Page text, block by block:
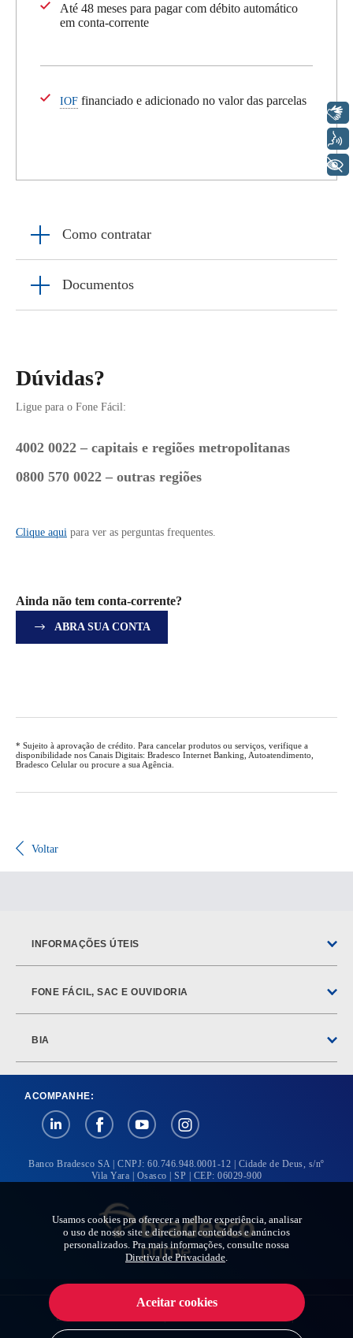
Até 48 meses para pagar com débito automático
em conta-corrente
IOF financiado e adicionado no valor das parcelas
Como contratar
Documentos
Dúvidas?
Ligue para o Fone Fácil:
4002 0022 – capitais e regiões metropolitanas
0800 570 0022 – outras regiões
Clique aqui para ver as perguntas frequentes.
Ainda não tem conta-corrente?
ABRA SUA CONTA
* Sujeito à aprovação de crédito. Para cancelar produtos ou serviços, verifique a
disponibilidade nos Canais Digitais: Bradesco Internet Banking, Autoatendimento,
Bradesco Celular ou procure a sua Agência.
Voltar
Usamos cookies pra oferecer a melhor experiência, analisar
o uso de nosso site e direcionar conteúdos e anúncios
personalizados. Pra mais informações, consulte nossa
Diretiva de Privacidade.
Aceitar cookies
INFORMAÇÕES ÚTEIS
FONE FÁCIL, SAC E OUVIDORIA
BIA
ACOMPANHE:
Banco Bradesco SA | CNPJ: 60.746.948.0001-12 | Cidade de Deus, s/nº
Vila Yara | Osasco | SP | CEP: 06029-900
BRADESCO EXPLICA |